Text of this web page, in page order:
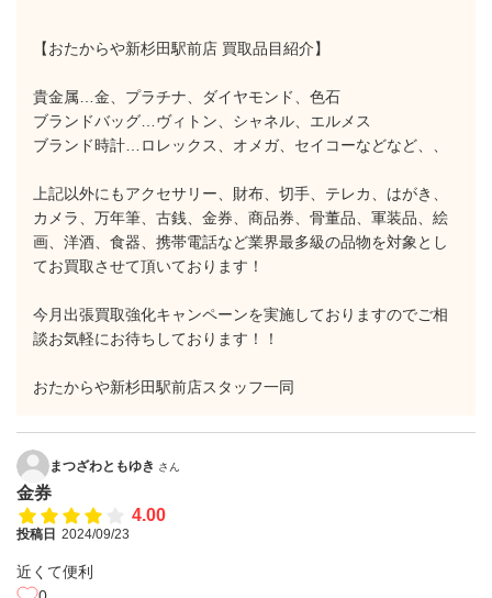
【おたからや新杉田駅前店 買取品目紹介】
貴金属…金、プラチナ、ダイヤモンド、色石
ブランドバッグ…ヴィトン、シャネル、エルメス
ブランド時計…ロレックス、オメガ、セイコーなどなど、、
上記以外にもアクセサリー、財布、切手、テレカ、はがき、
カメラ、万年筆、古銭、金券、商品券、骨董品、軍装品、絵
画、洋酒、食器、携帯電話など業界最多級の品物を対象とし
てお買取させて頂いております！
今月出張買取強化キャンペーンを実施しておりますのでご相
談お気軽にお待ちしております！！
おたからや新杉田駅前店スタッフ一同
まつざわともゆき さん
金券
4.00
投稿日 2024/09/23
近くて便利